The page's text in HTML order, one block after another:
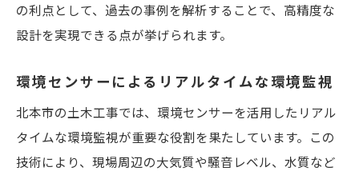
の利点として、過去の事例を解析することで、高精度な
設計を実現できる点が挙げられます。
環境センサーによるリアルタイムな環境監視
北本市の土木工事では、環境センサーを活用したリアル
タイムな環境監視が重要な役割を果たしています。この
技術により、現場周辺の大気質や騒音レベル、水質など